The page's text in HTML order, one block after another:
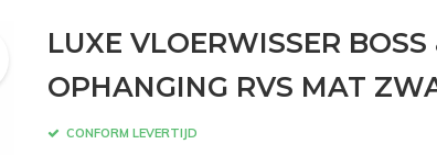
LUXE VLOERWISSER
OPHANGING RVS MAT
CONFORM LEVERTIJD